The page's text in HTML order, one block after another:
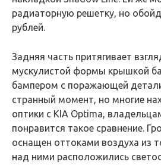
радиаторную решетку, но
рублей.
Задняя часть притягивает
мускулистой формы крышкой
бампером с поражающей
странный момент, но многие
оптики с KIA Optima,
понравится такое сравнение.
оснащен оттоками воздуха из
над ними расположились